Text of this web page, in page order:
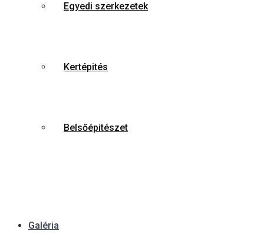
Egyedi szerkezetek
Kertépités
Belsőépitészet
Galéria